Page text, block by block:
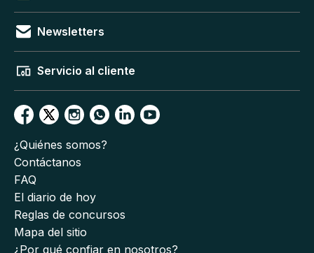
Newsletters
Servicio al cliente
¿Quiénes somos?
Contáctanos
FAQ
El diario de hoy
Reglas de concursos
Mapa del sitio
¿Por qué confiar en nosotros?